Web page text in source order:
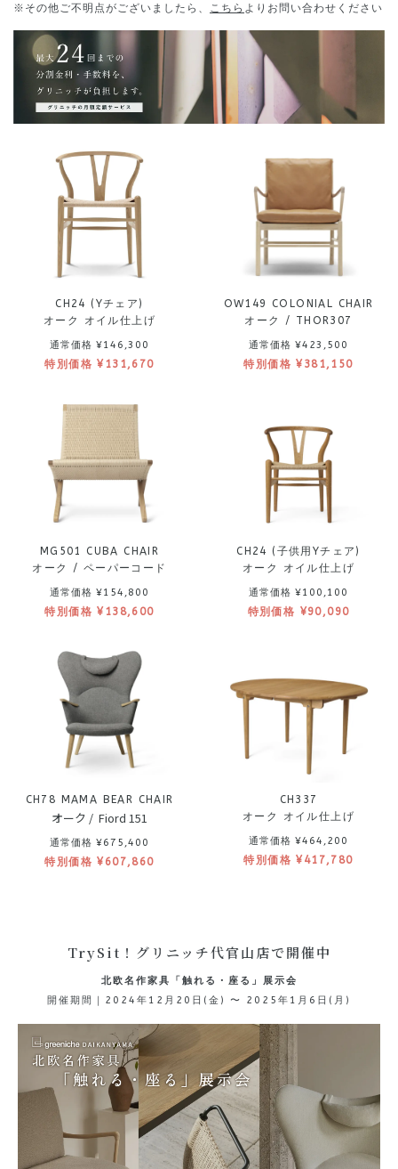
※その他ご不明点がございましたら、 こちら よりお問い合わせください
CH24 (Yチェア)
オーク オイル仕上げ
通常価格 ¥146,300
特別価格 ¥131,670
MG501 CUBA CHAIR
オーク / ペーパーコード
通常価格 ¥154,800
特別価格 ¥138,600
CH78 MAMA BEAR CHAIR
オーク / Fiord 151
通常価格 ¥675,400
特別価格 ¥607,860
OW149 COLONIAL CHAIR
オーク / THOR307
通常価格 ¥423,500
特別価格 ¥381,150
CH24 (子供用Yチェア)
オーク オイル仕上げ
通常価格 ¥100,100
特別価格 ¥90,090
CH337
オーク オイル仕上げ
通常価格 ¥464,200
特別価格 ¥417,780
TrySit！グリニッチ代官山店で開催中
北欧名作家具「触れる・座る」展示会
開催期間｜2024年12月20日(金) 〜 2025年1月6日(月)